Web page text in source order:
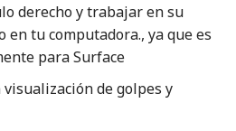
derecho y trabajar en su
en tu computadora., ya que es
para Surface
de golpes y